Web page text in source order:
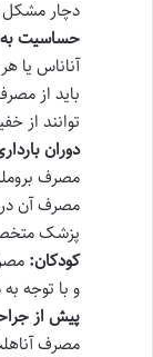
دچار مشکل
حساسیت به
آناناس یا
باید از
توانند از
دوران
مصرف
مصرف آن در
پزشک
کودکان:
و با توجه
پیش از
مصرف